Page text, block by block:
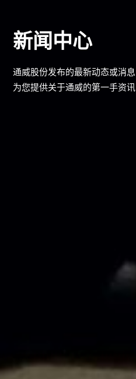
新闻中心
通威股份发布的最新动态或消息
为您提供关于通威的第一手资讯